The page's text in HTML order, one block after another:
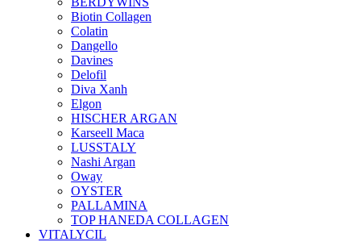
Biotin Collagen
Colatin
Dangello
Davines
Delofil
Diva Xanh
Elgon
HISCHER ARGAN
Karseell Maca
LUSSTALY
Nashi Argan
Oway
OYSTER
PALLAMINA
TOP HANEDA COLLAGEN
VITALYCIL